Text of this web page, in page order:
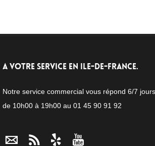
A VOTRE SERVICE EN ILE-DE-FRANCE.
Notre service commercial vous répond 6/7
de 10h00 à 19h00 au 01 45 90 91 92